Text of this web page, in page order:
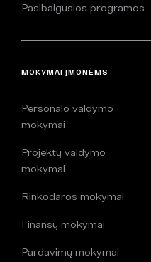
Pasibaigusios programos
MOKYMAI ĮMONĖMS
Personalo valdymo
mokymai
Projektų valdymo
mokymai
Rinkodaros mokymai
Finansų mokymai
Pardavimų mokymai